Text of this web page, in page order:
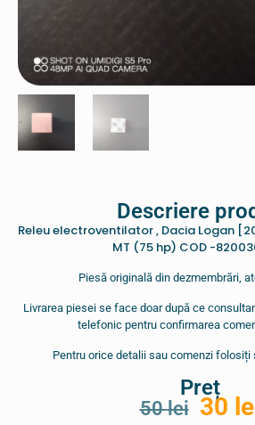
Descriere
Releu electroventilator , Dacia Logan
MT (75 hp) COD -
Piesă originală din dezmembrări,
Livrarea piesei se face doar după ce
telefonic pentru confirmarea
Pentru orice detalii sau comenzi folosiți
Preț
50lei 30